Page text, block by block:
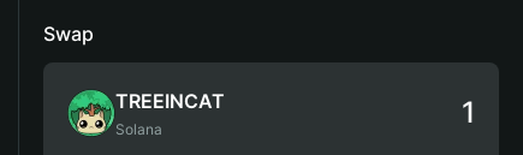
Swap
TREEINCAT
Solana